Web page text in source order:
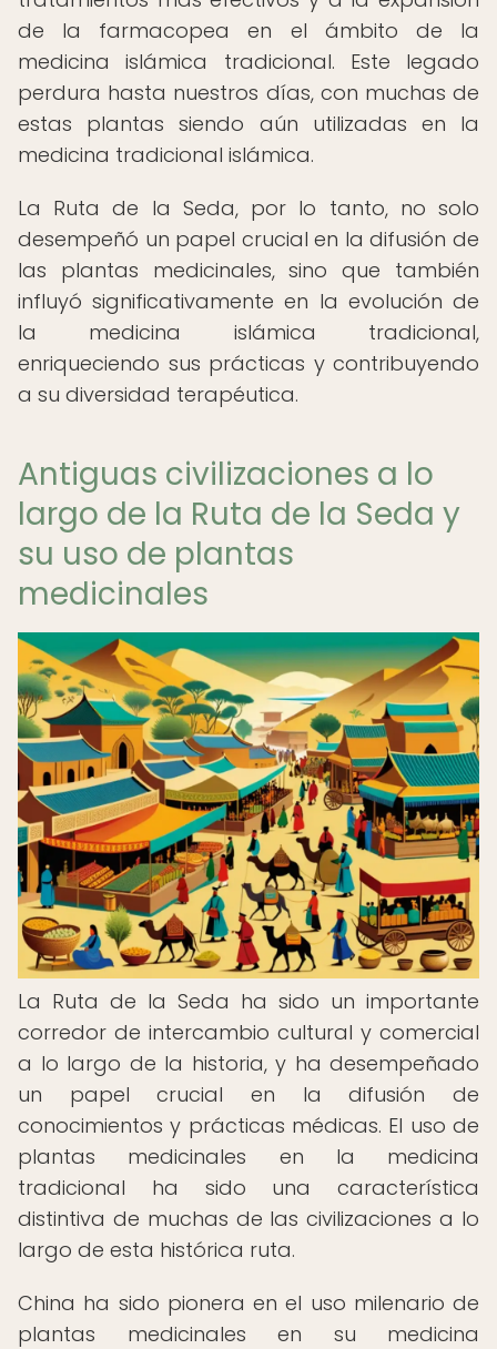
de la farmacopea en el ámbito de la
medicina islámica tradicional. Este legado
perdura hasta nuestros días, con muchas de
estas plantas siendo aún utilizadas en la
medicina tradicional islámica.
La Ruta de la Seda, por lo tanto, no solo
desempeñó un papel crucial en la difusión de
las plantas medicinales, sino que también
influyó significativamente en la evolución de
la medicina islámica tradicional,
enriqueciendo sus prácticas y contribuyendo
a su diversidad terapéutica.
Antiguas civilizaciones a lo
largo de la Ruta de la Seda y
su uso de plantas
medicinales
La Ruta de la Seda ha sido un importante
corredor de intercambio cultural y comercial
a lo largo de la historia, y ha desempeñado
un papel crucial en la difusión de
conocimientos y prácticas médicas. El uso de
plantas medicinales en la medicina
tradicional ha sido una característica
distintiva de muchas de las civilizaciones a lo
largo de esta histórica ruta.
China ha sido pionera en el uso milenario de
plantas medicinales en su medicina